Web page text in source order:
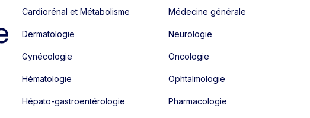
Cardiorénal et Métabolisme
Dermatologie
Gynécologie
Hématologie
Hépato-gastroentérologie
Médecine générale
Neurologie
Oncologie
Ophtalmologie
Pharmacologie